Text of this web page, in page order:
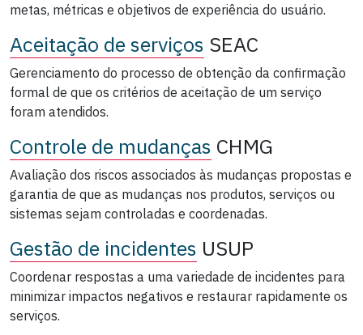
metas, métricas e objetivos de experiência do usuário.
Aceitação de serviços SEAC
Gerenciamento do processo de obtenção da confirmação
formal de que os critérios de aceitação de um serviço
foram atendidos.
Controle de mudanças CHMG
Avaliação dos riscos associados às mudanças propostas e
garantia de que as mudanças nos produtos, serviços ou
sistemas sejam controladas e coordenadas.
Gestão de incidentes USUP
Coordenar respostas a uma variedade de incidentes para
minimizar impactos negativos e restaurar rapidamente os
serviços.